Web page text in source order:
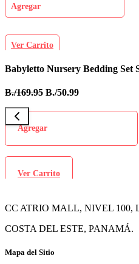
Agregar
Ver Carrito
Babyletto Nursery Bedding Set
B./169.95 B./50.99
Agregar
Ver Carrito
CC ATRIO MALL, NIVEL 100,
COSTA DEL ESTE, PANAMÁ.
Mapa del Sitio